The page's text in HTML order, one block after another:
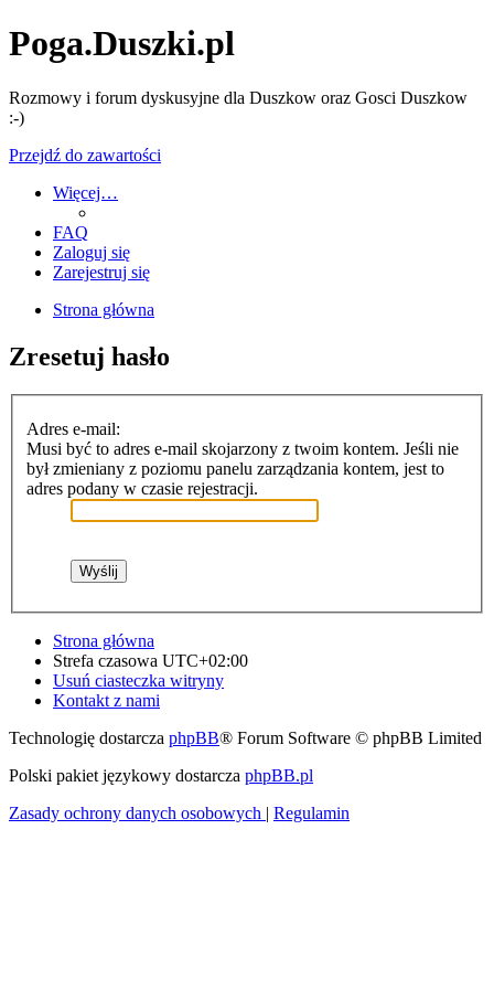
Poga.Duszki.pl
Rozmowy i forum dyskusyjne dla Duszkow oraz Gosci Duszkow
:-)
Przejdź do zawartości
Więcej…
FAQ
Zaloguj się
Zarejestruj się
Strona główna
Zresetuj hasło
Adres e-mail:
Musi być to adres e-mail skojarzony z twoim kontem. Jeśli nie
był zmieniany z poziomu panelu zarządzania kontem, jest to
adres podany w czasie rejestracji.
Strona główna
Strefa czasowa UTC+02:00
Usuń ciasteczka witryny
Kontakt z nami
Technologię dostarcza phpBB® Forum Software © phpBB Limited
Polski pakiet językowy dostarcza phpBB.pl
Zasady ochrony danych osobowych | Regulamin